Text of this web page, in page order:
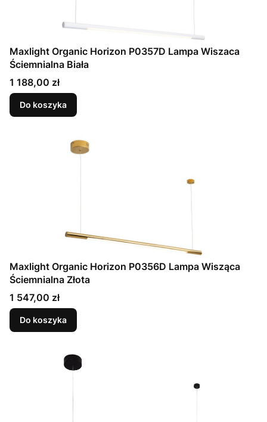
Maxlight Organic Horizon P0357D Lampa Wiszaca
Ściemnialna Biała
Cena
1 188,00 zł
Do koszyka
Maxlight Organic Horizon P0356D Lampa Wisząca
Ściemnialna Złota
Cena
1 547,00 zł
Do koszyka